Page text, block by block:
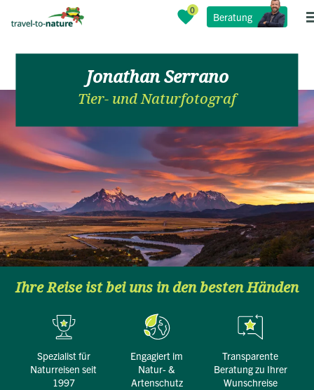
Beratung
Jonathan Serrano
Tier- und Naturfotograf
Ihre Reise ist bei uns in den besten Händen
Spezialist für
Naturreisen seit
1997
engagiert im
Natur- &
Artenschutz
transparente
Beratung zu Ihrer
Wunschreise